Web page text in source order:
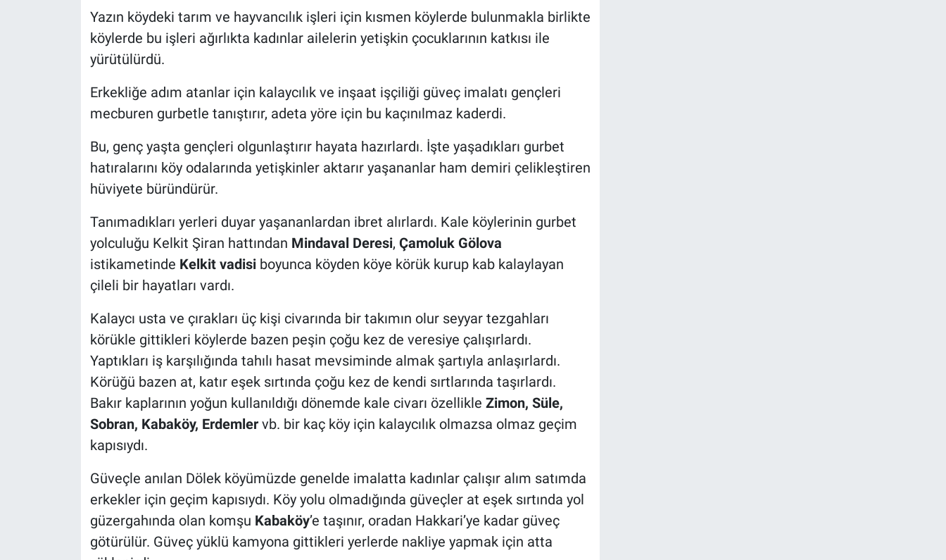
Yazın köydeki tarım ve hayvancılık işleri için kısmen köylerde bulunmakla birlikte
köylerde bu işleri ağırlıkta kadınlar ailelerin yetişkin çocuklarının katkısı ile
yürütülürdü.
Erkekliğe adım atanlar için kalaycılık ve inşaat işçiliği güveç imalatı gençleri
mecburen gurbetle tanıştırır, adeta yöre için bu kaçınılmaz kaderdi.
Bu, genç yaşta gençleri olgunlaştırır hayata hazırlardı. İşte yaşadıkları gurbet
hatıralarını köy odalarında yetişkinler aktarır yaşananlar ham demiri çelikleştiren
hüviyete büründürür.
Tanımadıkları yerleri duyar yaşananlardan ibret alırlardı. Kale köylerinin gurbet
yolculuğu Kelkit Şiran hattından Mindaval Deresi, Çamoluk Gölova
istikametinde Kelkit vadisiboyunca köyden köye körük kurup kab kalaylayan
çileli bir hayatları vardı.
Kalaycı usta ve çırakları üç kişi civarında bir takımın olur seyyar tezgahları
körükle gittikleri köylerde bazen peşin çoğu kez de veresiye çalışırlardı.
Yaptıkları iş karşılığında tahılı hasat mevsiminde almak şartıyla anlaşırlardı.
Körüğü bazen at, katır eşek sırtında çoğu kez de kendi sırtlarında taşırlardı.
Bakır kaplarının yoğun kullanıldığı dönemde kale civarı özellikle Zimon, Süle,
Sobran, Kabaköy, Erdemlervb. bir kaç köy için kalaycılık olmazsa olmaz geçim
kapısıydı.
Güveçle anılan Dölek köyümüzde genelde imalatta kadınlar çalışır alım satımda
erkekler için geçim kapısıydı. Köy yolu olmadığında güveçler at eşek sırtında yol
güzergahında olan komşu Kabaköy’e taşınır, oradan Hakkari’ye kadar güveç
götürülür. Güveç yüklü kamyona gittikleri yerlerde nakliye yapmak için atta